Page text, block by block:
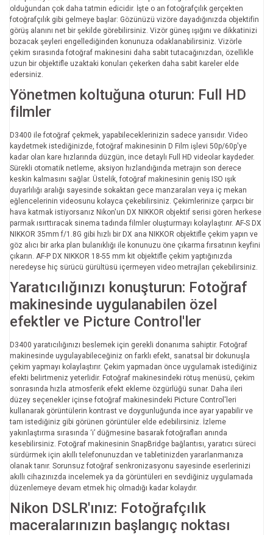
olduğundan çok daha tatmin edicidir. İşte o an fotoğrafçılık gerçekten
fotoğrafçılık gibi gelmeye başlar: Gözünüzü vizöre dayadığınızda objektifin
görüş alanını net bir şekilde görebilirsiniz. Vizör güneş ışığını ve dikkatinizi
bozacak şeyleri engellediğinden konunuza odaklanabilirsiniz. Vizörle
çekim sırasında fotoğraf makinesini daha sabit tutacağınızdan, özellikle
uzun bir objektifle uzaktaki konuları çekerken daha sabit kareler elde
edersiniz.
Yönetmen koltuğuna oturun: Full HD
filmler
D3400 ile fotoğraf çekmek, yapabileceklerinizin sadece yarısıdır. Video
kaydetmek istediğinizde, fotoğraf makinesinin D Film işlevi 50p/60p'ye
kadar olan kare hızlarında düzgün, ince detaylı Full HD videolar kaydeder.
Sürekli otomatik netleme, aksiyon hızlandığında metrajın son derece
keskin kalmasını sağlar. Üstelik, fotoğraf makinesinin geniş ISO ışık
duyarlılığı aralığı sayesinde sokaktan gece manzaraları veya iç mekan
eğlencelerinin videosunu kolayca çekebilirsiniz. Çekimlerinize çarpıcı bir
hava katmak istiyorsanız Nikon'un DX NIKKOR objektif serisi gören herkese
parmak ısırttıracak sinema tadında filmler oluşturmayı kolaylaştırır. AF-S DX
NIKKOR 35mm f/1.8G gibi hızlı bir DX ana NIKKOR objektifle çekim yapın ve
göz alıcı bir arka plan bulanıklığı ile konunuzu öne çıkarma fırsatının keyfini
çıkarın. AF-P DX NIKKOR 18-55 mm kit objektifle çekim yaptığınızda
neredeyse hiç sürücü gürültüsü içermeyen video metrajları çekebilirsiniz.
Yaratıcılığınızı konuşturun: Fotoğraf
makinesinde uygulanabilen özel
efektler ve Picture Control'ler
D3400 yaratıcılığınızı beslemek için gerekli donanıma sahiptir. Fotoğraf
makinesinde uygulayabileceğiniz on farklı efekt, sanatsal bir dokunuşla
çekim yapmayı kolaylaştırır. Çekim yapmadan önce uygulamak istediğiniz
efekti belirtmeniz yeterlidir. Fotoğraf makinesindeki rötuş menüsü, çekim
sonrasında hızla atmosferik efekt ekleme özgürlüğü sunar. Daha ileri
düzey seçenekler içinse fotoğraf makinesindeki Picture Control'leri
kullanarak görüntülerin kontrast ve doygunluğunda ince ayar yapabilir ve
tam istediğiniz gibi görünen görüntüler elde edebilirsiniz. İzleme
yakınlaştırma sırasında ‘i’ düğmesine basarak fotoğrafları anında
kesebilirsiniz. Fotoğraf makinesinin SnapBridge bağlantısı, yaratıcı süreci
sürdürmek için akıllı telefonunuzdan ve tabletinizden yararlanmanıza
olanak tanır. Sorunsuz fotoğraf senkronizasyonu sayesinde eserlerinizi
akıllı cihazınızda incelemek ya da görüntüleri en sevdiğiniz uygulamada
düzenlemeye devam etmek hiç olmadığı kadar kolaydır.
Nikon DSLR'ınız: Fotoğrafçılık
maceralarınızın başlangıç noktası